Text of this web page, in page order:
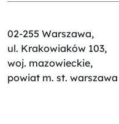
02-255 Warszawa,
ul. Krakowiaków 103,
woj. mazowieckie,
powiat m. st. warszawa